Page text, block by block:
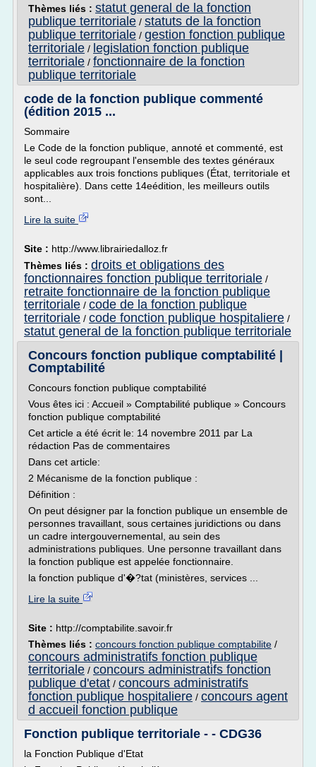
Thèmes liés : statut general de la fonction
publique territoriale / statuts de la fonction
publique territoriale / gestion fonction publique
territoriale / legislation fonction publique
territoriale / fonctionnaire de la fonction
publique territoriale
code de la fonction publique commenté
(édition 2015 ...
Sommaire
Le Code de la fonction publique, annoté et commenté, est
le seul code regroupant l'ensemble des textes généraux
applicables aux trois fonctions publiques (État, territoriale et
hospitalière). Dans cette 14eédition, les meilleurs outils
sont...
Lire la suite
Site : http://www.librairiedalloz.fr
Thèmes liés : droits et obligations des
fonctionnaires fonction publique territoriale /
retraite fonctionnaire de la fonction publique
territoriale / code de la fonction publique
territoriale / code fonction publique hospitaliere /
statut general de la fonction publique territoriale
Concours fonction publique comptabilité |
Comptabilité
Concours fonction publique comptabilité
Vous êtes ici : Accueil » Comptabilité publique » Concours
fonction publique comptabilité
Cet article a été écrit le: 14 novembre 2011 par La
rédaction Pas de commentaires
Dans cet article:
2 Mécanisme de la fonction publique :
Définition :
On peut désigner par la fonction publique un ensemble de
personnes travaillant, sous certaines juridictions ou dans
un cadre intergouvernemental, au sein des
administrations publiques. Une personne travaillant dans
la fonction publique est appelée fonctionnaire.
la fonction publique d'�?tat (ministères, services ...
Lire la suite
Site : http://comptabilite.savoir.fr
Thèmes liés : concours fonction publique comptabilite /
concours administratifs fonction publique
territoriale / concours administratifs fonction
publique d'etat / concours administratifs
fonction publique hospitaliere / concours agent
d accueil fonction publique
Fonction publique territoriale - - CDG36
la Fonction Publique d'Etat